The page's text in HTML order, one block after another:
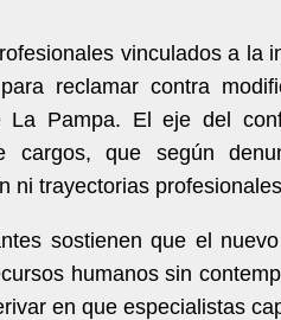
vinculados a la
reclamar contra
La Pampa. El eje del
cargos, que según
ni trayectorias
sostienen que el
humanos sin
en que especialistas